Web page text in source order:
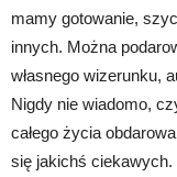
mamy gotowanie,
innych. Można
własnego wizerunku,
Nigdy nie wiadomo,
całego życia
się jakichś